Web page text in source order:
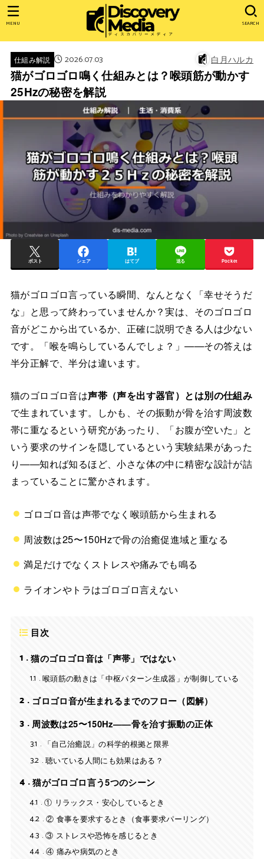
SEARCH
MENU
仕組み解説 2026.07.03 白月ハルカ
猫がゴロゴロ鳴く仕組みとは？喉頭筋が動かす
25Hzの秘密を解説
ポスト シェア はてブ 送る Pocket
猫がゴロゴロ言っている瞬間、なんとなく「幸せそうだ
な」と思って終わっていませんか？実は、そのゴロゴロ
音がどこから出ているか、正確に説明できる人は少ない
です。「喉を鳴らしているんでしょ？」——その答えは
半分正解で、半分は違います。
猫のゴロゴロ音は声帯（声を出す器官）とは別の仕組み
で生まれています。しかも、その振動が骨を治す周波数
帯に重なるという研究があったり、「お腹が空いた」と
いう要求のサインを隠しているという実験結果があった
り——知れば知るほど、小さな体の中に精密な設計が詰
まっていることに驚かされます。
ゴロゴロ音は声帯でなく喉頭筋から生まれる
周波数は25〜150Hzで骨の治癒促進域と重なる
満足だけでなくストレスや痛みでも鳴る
ライオンやトラはゴロゴロ言えない
目次
1
猫のゴロゴロ音は「声帯」ではない
1.1
喉頭筋の動きは「中枢パターン生成器」が制御している
2 ゴロゴロ音が生まれるまでのフロー（図解）
3
周波数は25〜150Hz——骨を治す振動の正体
3.1
「自己治癒説」の科学的根拠と限界
3.2 聴いている人間にも効果はある？
4
猫がゴロゴロ言う5つのシーン
4.1
① リラックス・安心しているとき
4.2 ② 食事を要求するとき（食事要求パーリング）
4.3 ③ ストレスや恐怖を感じるとき
4.4 ④ 痛みや病気のとき